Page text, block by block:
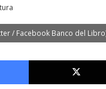
/ Facebook Banco del
Facebook